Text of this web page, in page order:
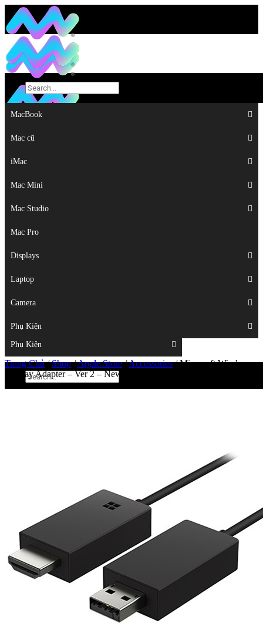
MacBook
Mac cũ
iMac
Mac Mini
Mac Studio
Mac Pro
Displays
Laptop
Camera
Phụ Kiện
MacBook
Mac cũ
iMac
Mac Mini
Mac Studio
Mac Pro
Displays
Laptop
Camera
Phụ Kiện
Top
Trang Chủ/Shop/Apple Store/Accessories/Microsoft Wireless
Display Adapter – Ver 2 – New